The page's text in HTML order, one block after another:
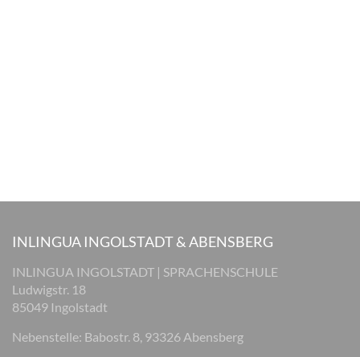
INLINGUA INGOLSTADT & ABENSBERG
INLINGUA INGOLSTADT | SPRACHENSCHULE
Ludwigstr. 18
85049 Ingolstadt
Nebenstelle: Babostr. 8, 93326 Abensberg